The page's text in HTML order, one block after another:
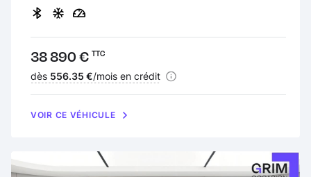
Prix :
38 890 € TTC
Financement :
dès 556.35 €/mois en crédit
VOIR CE VÉHICULE